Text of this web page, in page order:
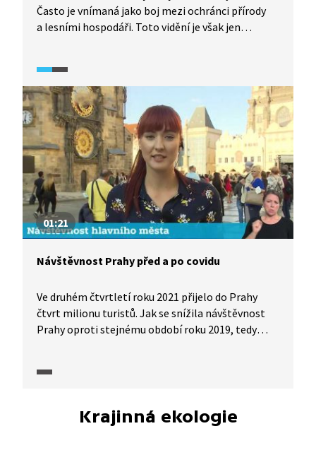
Často je vnímaná jako boj mezi ochránci přírody
a lesními hospodáři. Toto vidění je však jen
paleontologů, historiků a dalších, problematika
kůrovcové kalamity otevírá daleko širší
perspektivu. Ve videu se navíc dozvíme, co všechno
umí pro životní prostředí zajistit oběť kůrovce:
strom.
01:21
Návštěvnost Prahy před a po covidu
Ve druhém čtvrtletí roku 2021 přijelo do Prahy
čtvrt milionu turistů. Jak se snížila návštěvnost
Prahy oproti stejnému období roku 2019, tedy
Krajinná ekologie